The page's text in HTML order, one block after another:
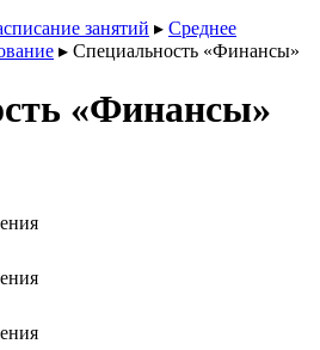
занятий ▸ Среднее
▸ Специальность «Финансы»
«Финансы»